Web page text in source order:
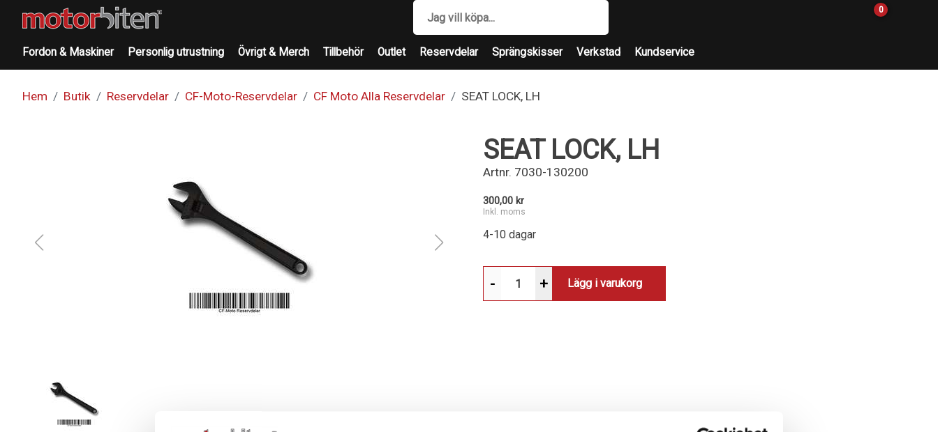
0
Fordon & Maskiner Personlig utrustning Övrigt & Merch Tillbehör Outlet Reservdelar Sprängskisser Verkstad Kundservice
Hem Butik Reservdelar CF-Moto-Reservdelar CF Moto Alla Reservdelar SEAT LOCK, LH
SEAT LOCK, LH
Artnr. 7030-130200
300,00 kr
Inkl. moms
4-10 dagar
- + Lägg i varukorg